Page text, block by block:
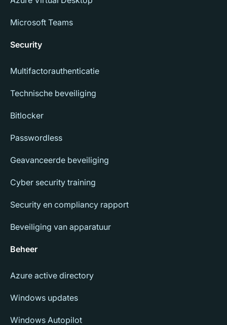
Microsoft Teams
Security
Multifactorauthenticatie
Technische beveiliging
Bitlocker
Passwordless
Geavanceerde beveiliging
Cyber security training
Security en compliancy rapport
Beveiliging van apparatuur
Beheer
Azure active directory
Windows updates
Windows Autopilot